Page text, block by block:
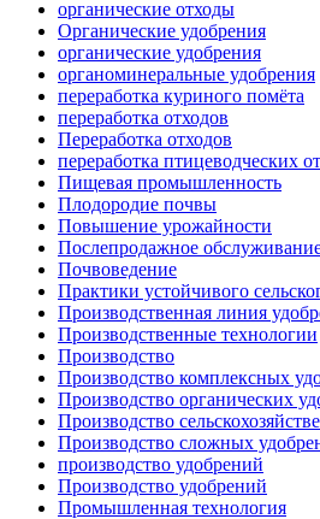
органические отходы
Органические удобрения
органические удобрения
органоминеральные удобрения
переработка куриного помёта
переработка отходов
Переработка отходов
переработка птицеводческих
Пищевая промышленность
Плодородие почвы
Повышение урожайности
Послепродажное
Почвоведение
Практики устойчивого
Производственная линия
Производственные технологии
Производство
Производство комплексных
Производство органических
Производство
Производство сложных
производство удобрений
Производство удобрений
Промышленная технология